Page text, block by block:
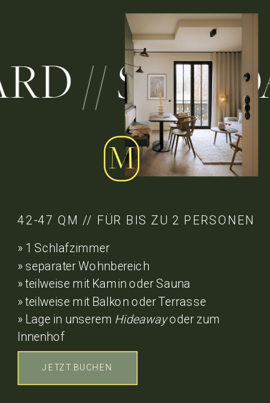
//
42-47 QM // FÜR BIS ZU 2 PERSONEN
» 1 Schlafzimmer
» separater Wohnbereich
» teilweise mit Kamin oder Sauna
» teilweise mit Balkon oder Terrasse
» Lage in unserem Hideawayoder zum
Innenhof
JETZT BUCHEN